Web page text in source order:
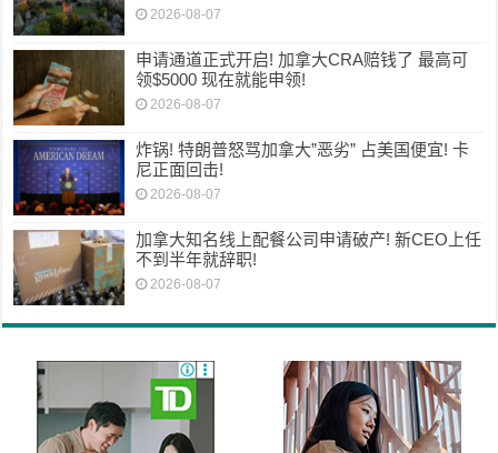
2026-08-07
申请通道正式开启! 加拿大CRA赔钱了 最高可
领$5000 现在就能申领!
2026-08-07
炸锅! 特朗普怒骂加拿大”恶劣” 占美国便宜! 卡
尼正面回击!
2026-08-07
加拿大知名线上配餐公司申请破产! 新CEO上任
不到半年就辞职!
2026-08-07